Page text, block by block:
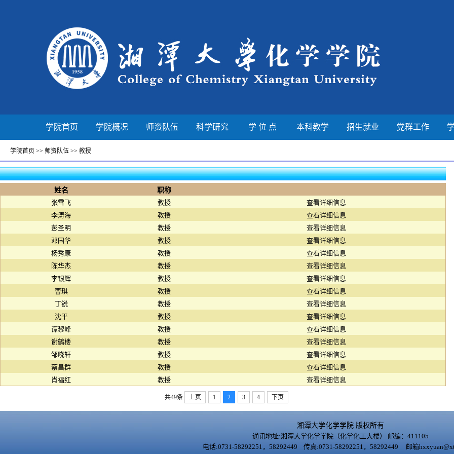
学院首页 学院概况 师资队伍 科学研究 学 位 点 本科教学 招生就业 党群工作
学院首页 >> 师资队伍 >> 教授
姓名
职称
张雪飞
教授
查看详细信息
李涛海
教授
查看详细信息
彭圣明
教授
查看详细信息
邓国华
教授
查看详细信息
杨秀康
教授
查看详细信息
陈华杰
教授
查看详细信息
李银辉
教授
查看详细信息
曹琪
教授
查看详细信息
丁锐
教授
查看详细信息
沈平
教授
查看详细信息
谭黎峰
教授
查看详细信息
谢鹤楼
教授
查看详细信息
邹晓轩
教授
查看详细信息
蔡昌群
教授
查看详细信息
肖福红
教授 查看详细信息
共49条 上页 1 2 3 4 下页
湘潭大学化学学院 版权所有
通讯地址:湘潭大学化学学院（化学化工大楼） 邮编：411105
电话:0731-58292251，58292449 传真:0731-58292251，58292449 邮箱